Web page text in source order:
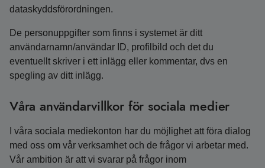
dataskyddsförordningen.
De personuppgifter som finns i systemet är ditt
användarnamn/användar ID, profilbild och det du
eventuellt skriver i ett inlägg eller kommentar, dvs en
spegling av ditt inlägg.
Våra användarvillkor för sociala medier
I våra sociala mediekonton har du möjlighet att föra dialog
med oss om vår verksamhet och de frågor vi arbetar med.
Vår ambition är att vi svarar på frågor inom